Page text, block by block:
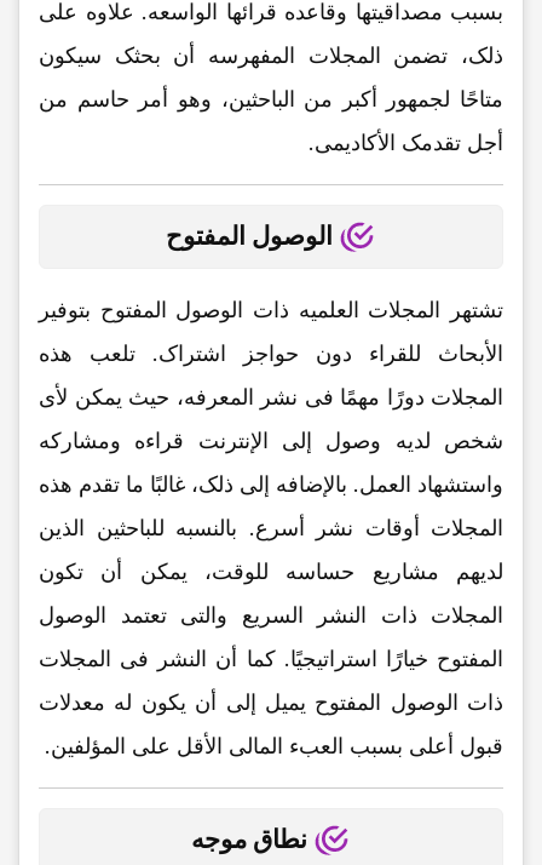
بسبب مصداقیتها وقاعده قرائها الواسعه. علاوه على
ذلک، تضمن المجلات المفهرسه أن بحثک سیکون
متاحًا لجمهور أکبر من الباحثین، وهو أمر حاسم من
أجل تقدمک الأکادیمی.
الوصول المفتوح
تشتهر المجلات العلمیه ذات الوصول المفتوح بتوفیر
الأبحاث للقراء دون حواجز اشتراک. تلعب هذه
المجلات دورًا مهمًا فی نشر المعرفه، حیث یمکن لأی
شخص لدیه وصول إلى الإنترنت قراءه ومشارکه
واستشهاد العمل. بالإضافه إلى ذلک، غالبًا ما تقدم هذه
المجلات أوقات نشر أسرع. بالنسبه للباحثین الذین
لدیهم مشاریع حساسه للوقت، یمکن أن تکون
المجلات ذات النشر السریع والتی تعتمد الوصول
المفتوح خیارًا استراتیجیًا. کما أن النشر فی المجلات
ذات الوصول المفتوح یمیل إلى أن یکون له معدلات
قبول أعلى بسبب العبء المالی الأقل على المؤلفین.
نطاق موجه